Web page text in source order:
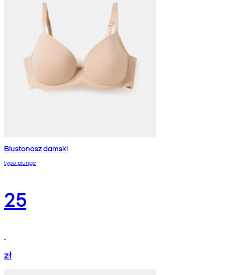
Biustonosz damski
typu plunge
25
zł